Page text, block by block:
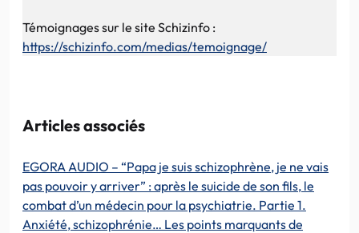
Témoignages sur le site Schizinfo :
https://schizinfo.com/medias/temoignage/
Articles associés
EGORA AUDIO – “Papa je suis schizophrène, je ne vais
pas pouvoir y arriver” : après le suicide de son fils, le
combat d’un médecin pour la psychiatrie. Partie 1.
Anxiété, schizophrénie… Les points marquants de